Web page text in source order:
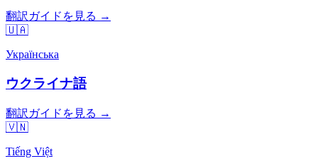
翻訳ガイドを見る →
🇺🇦
Українська
ウクライナ語
翻訳ガイドを見る →
🇻🇳
Tiếng Việt